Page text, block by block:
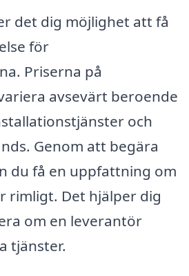
det dig möjlighet att få
för
Priserna på
avsevärt beroende
och
Genom att begära
du få en uppfattning om
rimligt. Det hjälper dig
om en leverantör
tjänster.